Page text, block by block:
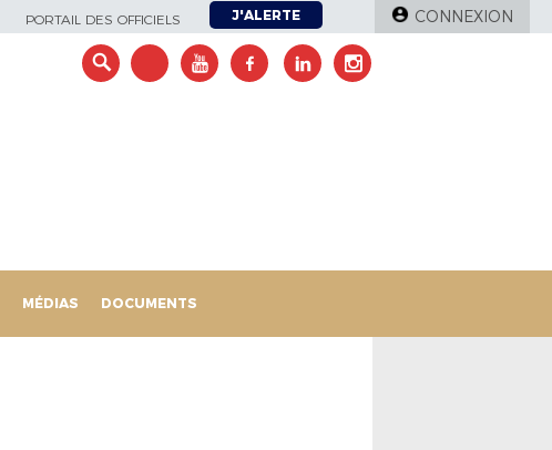
PORTAIL DES OFFICIELS J'ALERTE CONNEXION
MÉDIAS DOCUMENTS